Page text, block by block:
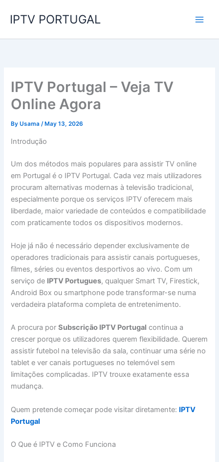
IPTV PORTUGAL
IPTV Portugal – Veja TV
Online Agora
ByUsama/ May 13, 2026
Introdução
Um dos métodos mais populares para assistir TV online
em Portugal é o IPTV Portugal. Cada vez mais utilizadores
procuram alternativas modernas à televisão tradicional,
especialmente porque os serviços IPTV oferecem mais
liberdade, maior variedade de conteúdos e compatibilidade
com praticamente todos os dispositivos modernos.
Hoje já não é necessário depender exclusivamente de
operadores tradicionais para assistir canais portugueses,
filmes, séries ou eventos desportivos ao vivo. Com um
serviço de IPTV Portugues, qualquer Smart TV, Firestick,
Android Box ou smartphone pode transformar-se numa
verdadeira plataforma completa de entretenimento.
A procura porSubscrição IPTV Portugal continua a
crescer porque os utilizadores querem flexibilidade. Querem
assistir futebol na televisão da sala, continuar uma série no
tablet e ver canais portugueses no telemóvel sem
limitações complicadas. IPTV trouxe exatamente essa
mudança.
Quem pretende começar pode visitar diretamente: IPTV
Portugal
O Que é IPTV e Como Funciona